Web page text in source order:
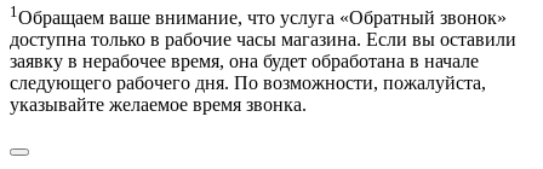
1 Обращаем ваше внимание, что услуга «Обратный звонок»
доступна только в рабочие часы магазина. Если вы оставили
заявку в нерабочее время, она будет обработана в начале
следующего рабочего дня. По возможности, пожалуйста,
указывайте желаемое время звонка.